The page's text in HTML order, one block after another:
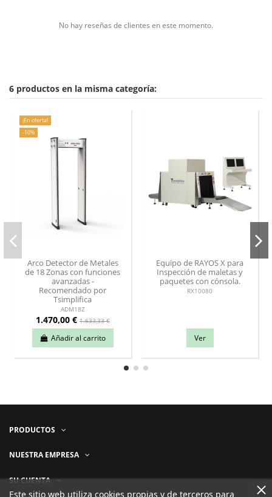
No hay reseñas de clientes en este momento.
6 productos en la misma categoría:
¡En oferta!
-10%
Arco Detector de Metales
de 18 Zonas con funciones
avanzadas -
Recomendado por
Tsimplifica
ADM18Z
1.470,00 €1.633,33 €
Añadir al carrito
Equipo de RAYOS X para
Inspección de maletas y
paquetes con cónsola.
RX10080
Ver
PRODUCTOS
NUESTRA EMPRESA
SU CUENTA
Este sitio web utiliza cookies propias y de terceros para